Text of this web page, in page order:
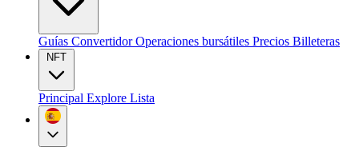
Guías ConvertidorOperaciones bursátiles Precios Billeteras
NFT
Principal Explore Lista